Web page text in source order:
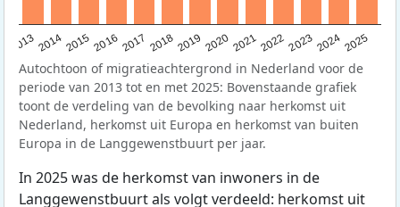
20132014201520162017 20182019 202020212022202320242025
Autochtoon of migratieachtergrond in Nederland voor de
periode van 2013 tot en met 2025: Bovenstaande grafiek
toont de verdeling van de bevolking naar herkomst uit
Nederland, herkomst uit Europa en herkomst van buiten
Europa in de Langgewenstbuurt per jaar.
In 2025 was de herkomst van inwoners in de
Langgewenstbuurt als volgt verdeeld: herkomst uit